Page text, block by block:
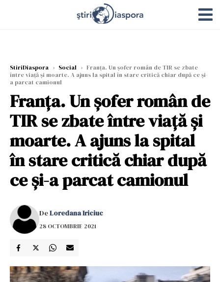
StiriDiaspora › Social › Franța. Un șofer român de TIR se zbate
între viață și moarte. A ajuns la spital în stare critică chiar după ce și-
a parcat camionul
Franța. Un șofer român de
TIR se zbate între viață și
moarte. A ajuns la spital
în stare critică chiar după
ce și-a parcat camionul
DeLoredana Iriciuc
28 OCTOMBRIE 2021